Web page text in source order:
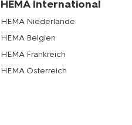
HEMA International
HEMA Niederlande
HEMA Belgien
HEMA Frankreich
HEMA Österreich